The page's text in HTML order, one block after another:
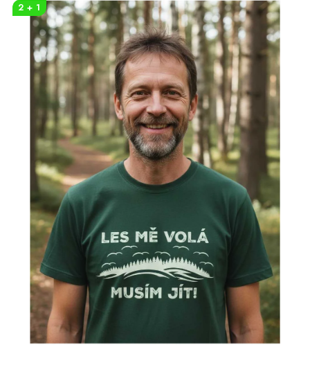
VLASTNÍ MOTIV
TRIČKA
MIKINY
OKAMŽITĚ K ODBĚRU
MÁM SRDCE POMÁHÁM
VÁNOCE
PROVIZNÍ SYSTÉM
O nás Časté otázky
Obchodní podmínky
Zásady zpracování ochrany osobních údajů
Napište nám
2 + 1